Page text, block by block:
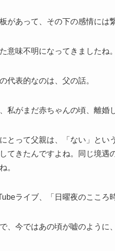
板があって、その下の感情には
意味不明になってきましたね。
代表的なのは、父の話。
私がまだ赤ちゃんの頃、離婚
とって父親は、「ない」とい
てきたんですよね。同じ境遇
。
ライブ、「日曜夜のこころ
、今ではあの頃が嘘のように